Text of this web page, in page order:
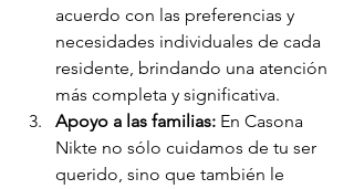
acuerdo con las preferencias y
necesidades individuales de cada
residente, brindando una atención
más completa y significativa.
Apoyo a las familias: En Casona
Nikte no sólo cuidamos de tu ser
querido, sino que también le